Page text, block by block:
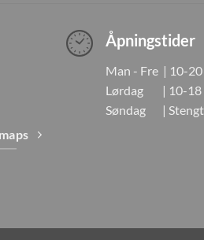
Åpningstider
Man - Fre | 10-20
Lørdag | 10-18
Søndag | Stengt